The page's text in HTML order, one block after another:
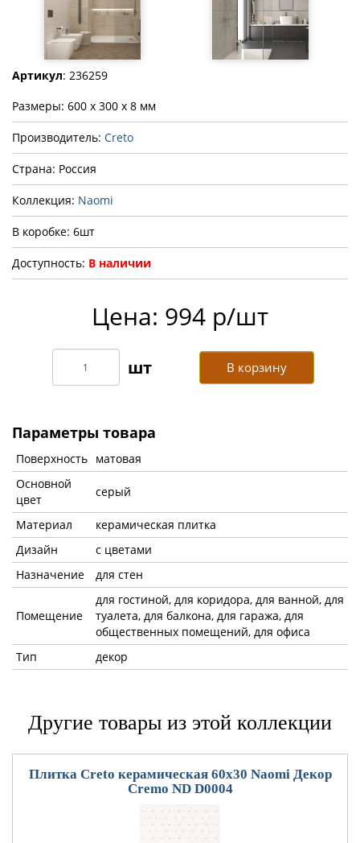
Артикул: 236259
Размеры: 600 x 300 x 8 мм
Производитель: Creto
Страна: Россия
Коллекция: Naomi
В коробке: 6шт
Доступность: В наличии
Цена: 994 р/шт
В корзину
Параметры товара
Поверхность матовая
Основной
цвет
серый
Материал
керамическая плитка
Дизайн
с цветами
Назначение
для стен
Помещение
для гостиной, для коридора, для ванной, для
туалета, для балкона, для гаража, для
общественных помещений, для офиса
Тип
декор
Другие товары из этой коллекции
Плитка Creto керамическая 60x30 Naomi Декор
Cremo ND D0004